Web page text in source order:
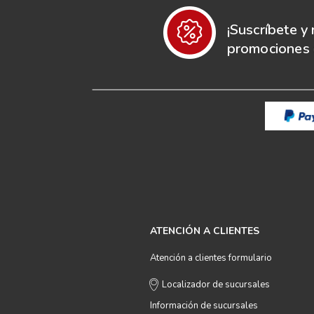
¡Suscríbete y
promociones
ATENCIÓN A CLIENTES
Atención a clientes formulario
Localizador de sucursales
Información de sucursales